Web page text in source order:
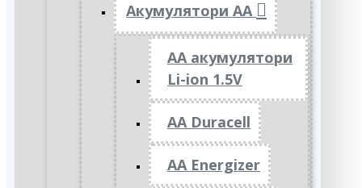
Акумулятори АА
AA акумулятори
Li-ion 1.5V
AA Duracell
AA Energizer